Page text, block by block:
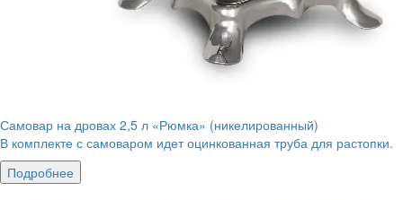
Самовар на дровах 2,5 л «Рюмка» (никелированный)
В комплекте с самоваром идет оцинкованная труба для растопки.
Подробнее